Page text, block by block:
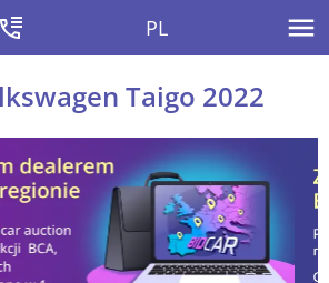
PL
Taigo 2022